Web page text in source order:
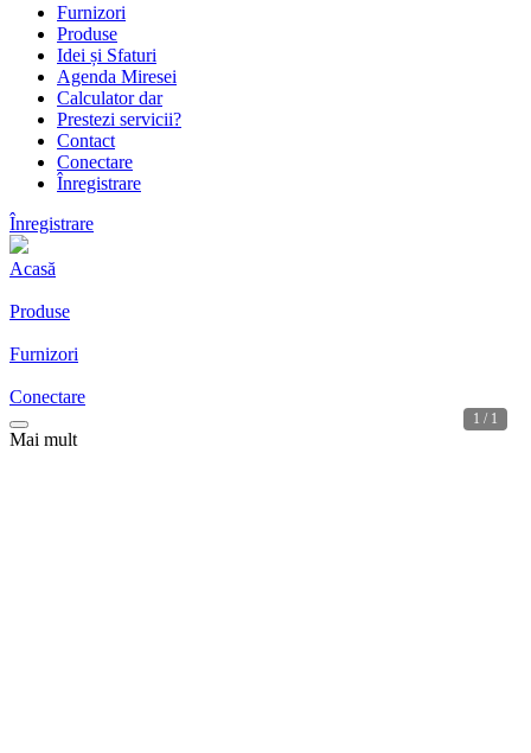
1 / 1
Furnizori
Produse
Idei și Sfaturi
Agenda Miresei
Calculator dar
Prestezi servicii?
Contact
Conectare
Înregistrare
Înregistrare
Acasă
Produse
Furnizori
Conectare
Mai mult